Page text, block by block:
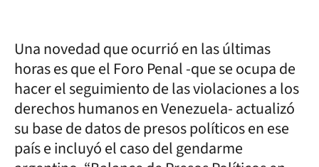
Una novedad que ocurrió en las últimas
horas es que el Foro Penal -que se ocupa de
hacer el seguimiento de las violaciones a los
derechos humanos en Venezuela- actualizó
su base de datos de presos políticos en ese
país e incluyó el caso del gendarme